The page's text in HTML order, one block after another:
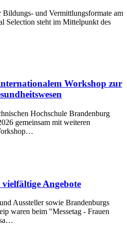
und Vermittlungsformate am
Selection steht im Mittelpunkt des
Workshop zur
Hochschule Brandenburg
gemeinsam mit weiteren
Angebote
Aussteller sowie Brandenburgs
waren beim "Messetag - Frauen